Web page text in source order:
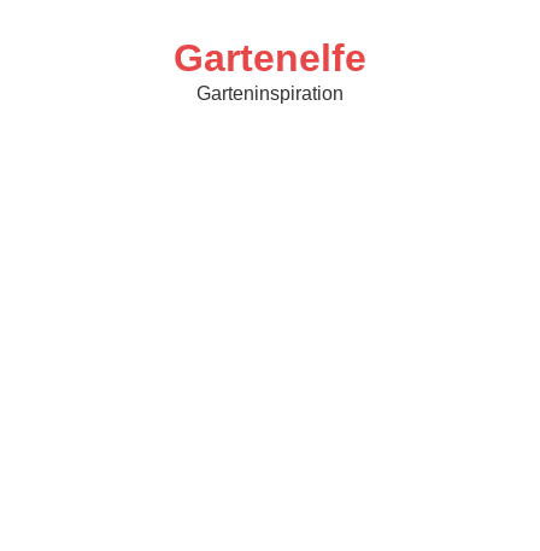
Gartenelfe
Garteninspiration